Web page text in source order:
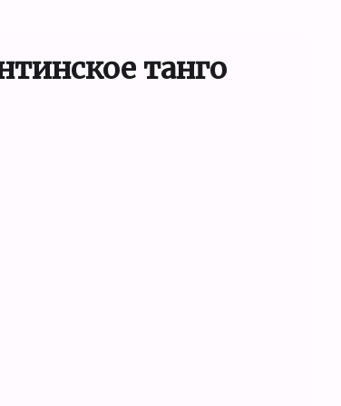
танго